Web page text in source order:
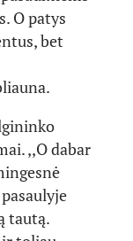
O patys
bet
,,O dabar
tautą.